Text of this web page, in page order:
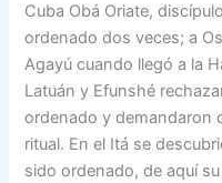
Cuba Obá Oriate,
ordenado dos veces; a
Agayú cuando llegó a la
Latuán y Efunshé
ordenado y demandaron
ritual. En el Itá se
sido ordenado, de aquí